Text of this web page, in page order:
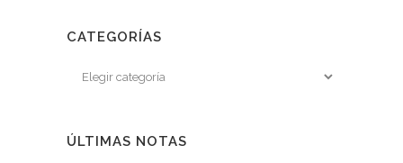
CATEGORÍAS
ÚLTIMAS NOTAS